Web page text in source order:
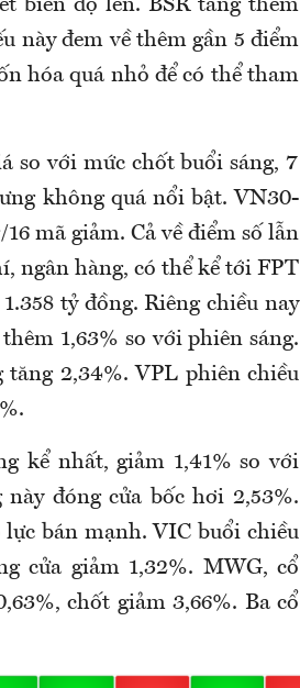
biên độ lên. BSR tăng thêm
này đem về thêm gần 5 điểm
hóa quá nhỏ để có thể tham
so với mức chốt buổi sáng, 7
không quá nổi bật. VN30-
mã giảm. Cả về điểm số lẫn
ngân hàng, có thể kể tới FPT
tỷ đồng. Riêng chiều nay
1,63% so với phiên sáng.
tăng 2,34%. VPL phiên chiều
kể nhất, giảm 1,41% so với
đóng cửa bốc hơi 2,53%.
bán mạnh. VIC buổi chiều
cửa giảm 1,32%. MWG, cổ
chốt giảm 3,66%. Ba cổ